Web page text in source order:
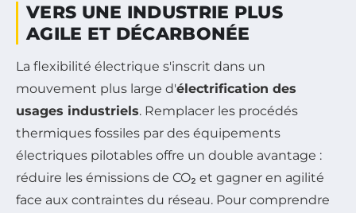
VERS UNE INDUSTRIE PLUS
AGILE ET DÉCARBONÉE
La flexibilité électrique s'inscrit dans un
mouvement plus large d'électrification des
usages industriels. Remplacer les procédés
thermiques fossiles par des équipements
électriques pilotables offre un double avantage :
réduire les émissions de CO₂ et gagner en agilité
face aux contraintes du réseau. Pour comprendre